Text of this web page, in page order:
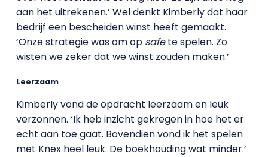
aan het uitrekenen.’ Wel denkt Kimberly dat haar
bedrijf een bescheiden winst heeft gemaakt.
‘Onze strategie was om op safete spelen. Zo
wisten we zeker dat we winst zouden maken.’
Leerzaam
Kimberly vond de opdracht leerzaam en leuk
verzonnen. ‘Ik heb inzicht gekregen in hoe het er
echt aan toe gaat. Bovendien vond ik het spelen
met Knex heel leuk. De boekhouding wat minder.’